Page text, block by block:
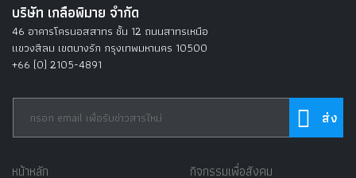
บริษัท เกลือพิมาย จำกัด
46 อาคารโครนอสสาทร ชั้น 12 ถนนสาทรเหนือ
แขวงสีลม เขตบางรัก กรุงเทพมหานคร 10500
+66 (0) 2105-4891
หน้าหลัก
กิจกรรมเพื่อสังคม